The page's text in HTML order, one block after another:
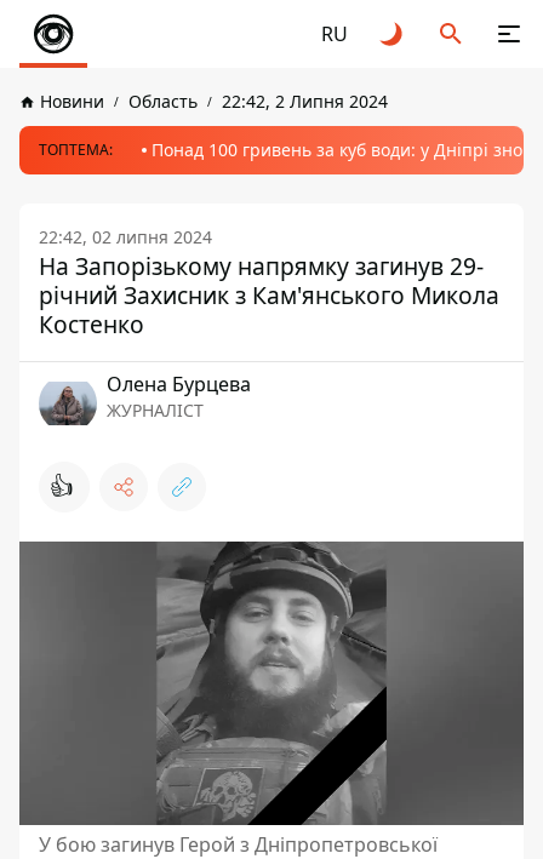
RU
Новини Область 22:42, 2 Липня 2024
ТОПТЕМА: Понад 100 гривень за куб води: у Дніпрі
22:42, 02 липня 2024
На Запорізькому напрямку загинув 29-
річний Захисник з Кам'янського Микола
Костенко
Олена Бурцева
ЖУРНАЛІСТ
👍
У бою загинув Герой з Дніпропетровської